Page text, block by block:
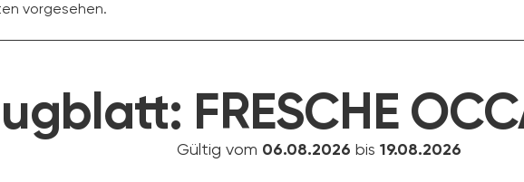
vorgesehen.
FRESCHE
Gültig vom 06.08.2026 bis 19.08.2026